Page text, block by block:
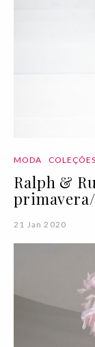
MODA COLEÇÕES
Ralph &
21 Jan 2020